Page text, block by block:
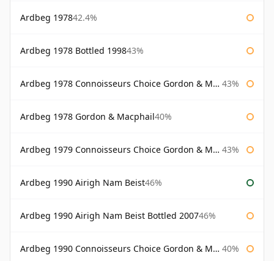
Ardbeg 197842.4%
Ardbeg 1978 Bottled 199843%
Ardbeg 1978 Connoisseurs Choice Gordon & Macphail 43%
Ardbeg 1978 Gordon & Macphail40%
Ardbeg 1979 Connoisseurs Choice Gordon & Macphail 43%
Ardbeg 1990 Airigh Nam Beist46%
Ardbeg 1990 Airigh Nam Beist Bottled 200746%
Ardbeg 1990 Connoisseurs Choice Gordon & Macphail 40%